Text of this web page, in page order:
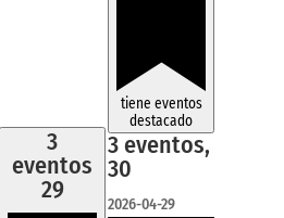
3
eventos
29
tiene eventos
destacado
3 eventos,
30
2026-04-29